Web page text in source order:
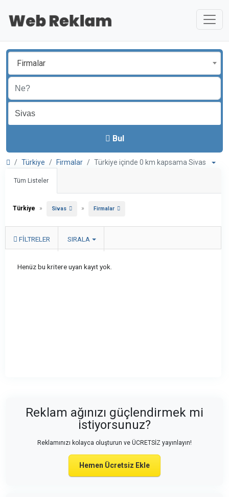
Firmalar
Bul
Türkiye Firmalar Türkiye içinde 0 km kapsama Sivas
Tüm Listeler
Türkiye » Sivas » Firmalar
FILTRELER SIRALA
Henüz bu kritere uyan kayıt yok.
Reklam ağınızı güçlendirmek mi
istiyorsunuz?
Reklamınızı kolayca oluşturun ve ÜCRETSİZ yayınlayın!
Hemen Ücretsiz Ekle